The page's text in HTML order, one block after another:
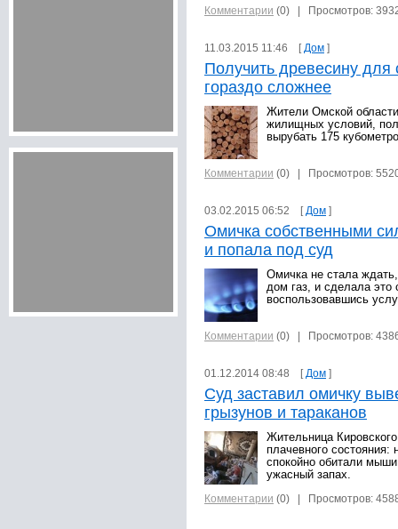
Комментарии (0) | Просмотров:
11.03.2015 11:46 [ Дом ]
Получить древесину для
гораздо сложнее
Жители Омской
жилищных условий,
вырубать 175
Комментарии (0) | Просмотров:
03.02.2015 06:52 [ Дом ]
Омичка собственными
и попала под суд
Омичка не стала
дом газ, и сделала это
воспользовавшись
Комментарии (0) | Просмотров:
01.12.2014 08:48 [ Дом ]
Суд заставил омичку
грызунов и тараканов
Жительница
плачевного
спокойно обитали
ужасный запах.
Комментарии (0) | Просмотров: